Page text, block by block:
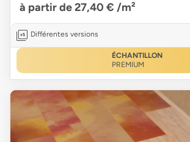
à partir de 27,40 € /m²
Différentes versions
ÉCHANTILLON
PREMIUM